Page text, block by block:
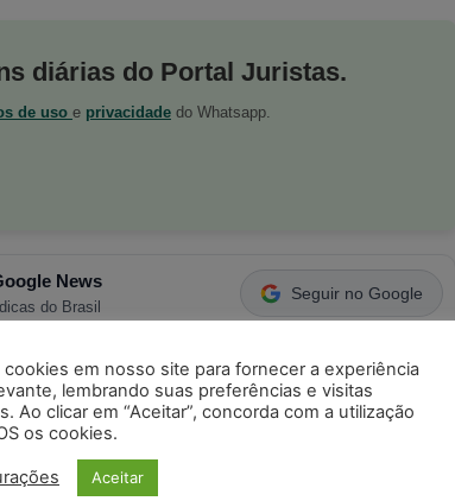
diárias do Portal Juristas.
de uso e privacidade do Whatsapp.
News
do Brasil
Seguir no Google
Telegram Pinterest
LinkedIn
cookies em nosso site para fornecer a experiência
lembrando suas preferências e visitas
Ao clicar em “Aceitar”, concorda com a utilização
os cookies.
Aceitar